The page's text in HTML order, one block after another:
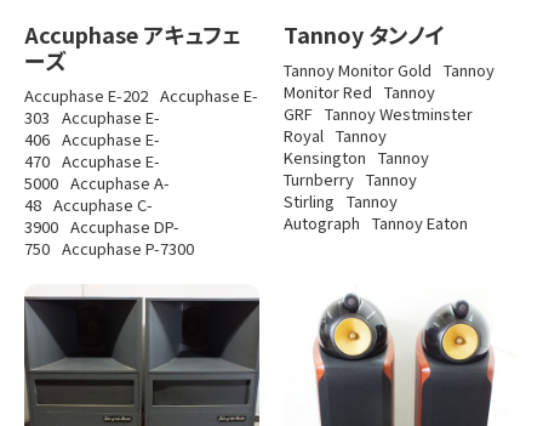
Accuphase アキュフェ
ーズ
Accuphase E-202 Accuphase E-
303 Accuphase E-
406 Accuphase E-
470 Accuphase E-
5000 Accuphase A-
48 Accuphase C-
3900 Accuphase DP-
750 Accuphase P-7300
Tannoy タンノイ
Tannoy Monitor Gold Tannoy
Monitor Red Tannoy
GRF Tannoy Westminster
Royal Tannoy
Kensington Tannoy
Turnberry Tannoy
Stirling Tannoy
Autograph Tannoy Eaton